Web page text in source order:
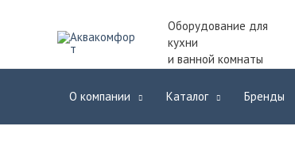
Оборудование для
кухни
и ванной комнаты
О компании Каталог Бренды